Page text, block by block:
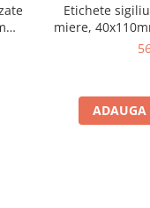
Etichete
miere,
ADAUGA